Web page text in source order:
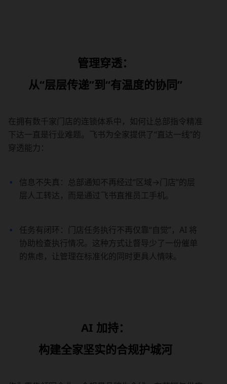
管理穿透：
从“层层传递”到“有温度的协同”
在拥有数千家门店的连锁体系中，如何让总部指令精准
下达一直是行业难题。飞书为全家提供了“直达一线”的
穿透能力：
信息不失真：总部通知不再经过“区域→门店”的层
层人工转达，而是通过飞书直推员工手机。
任务有闭环：门店任务执行不再仅靠“自觉”，AI 将
协助检查执行情况。这种方式让督导少了一份催单
的焦虑，让管理在标准化的同时更具人情味。
AI 加持：
构建全家坚实的合规护城河